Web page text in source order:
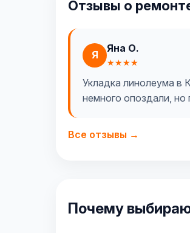
Отзывы о
Я
Яна О.
★★★★
Укладка линолеума в
немного опоздали, но
Все отзывы →
Почему